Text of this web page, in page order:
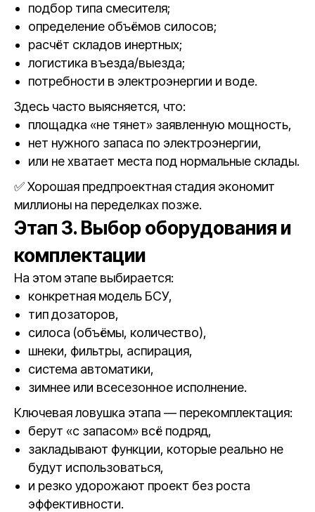
подбор типа смесителя;
определение объёмов силосов;
расчёт складов инертных;
логистика въезда/выезда;
потребности в электроэнергии и воде.
Здесь часто выясняется, что:
площадка «не тянет» заявленную мощность,
нет нужного запаса по электроэнергии,
или не хватает места под нормальные склады.
✅ Хорошая предпроектная стадия экономит
миллионы на переделках позже.
Этап 3. Выбор оборудования и
комплектации
На этом этапе выбирается:
конкретная модель БСУ,
тип дозаторов,
силоса (объёмы, количество),
шнеки, фильтры, аспирация,
система автоматики,
зимнее или всесезонное исполнение.
Ключевая ловушка этапа — перекомплектация:
берут «с запасом» всё подряд,
закладывают функции, которые реально не
будут использоваться,
и резко удорожают проект без роста
эффективности.